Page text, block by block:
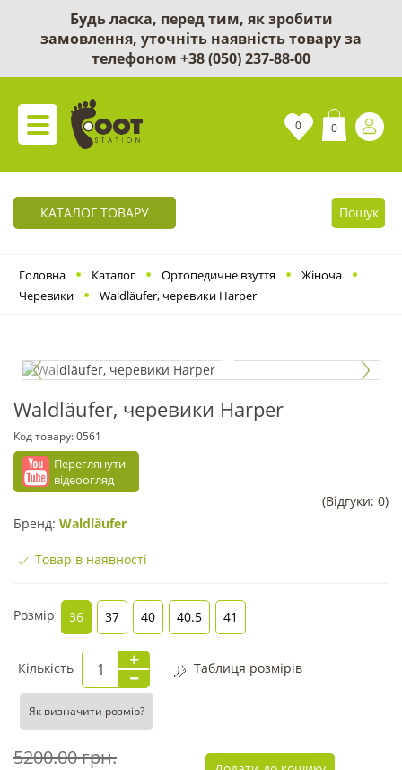
Будь ласка, перед тим, як зробити
замовлення, уточніть наявність товару за
телефоном +38 (050) 237-88-00
0 0
КАТАЛОГ ТОВАРУ Пошук
Головна Каталог Ортопедичне взуття
Жіноча
Черевики
Waldläufer, черевики Harper
Waldläufer, черевики Harper
Код товару:0561
Переглянути
відеоогляд
(Відгуки: 0)
Бренд: Waldläufer
Товар в наявності
Розмір 36 37 40 40.5 41
Кількість Таблиця розмірів
Як визначити розмір?
5200.00 грн.